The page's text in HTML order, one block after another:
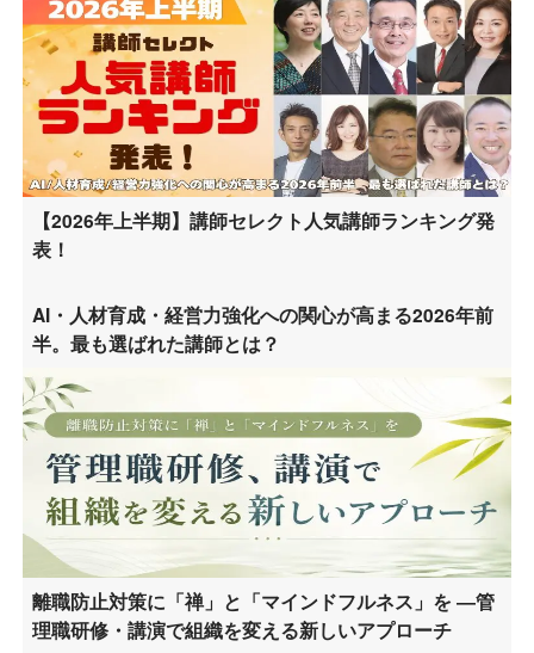
【2026年上半期】講師セレクト人気講師ランキング発
表！
AI・人材育成・経営力強化への関心が高まる2026年前
半。最も選ばれた講師とは？
離職防止対策に「禅」と「マインドフルネス」を ―管
理職研修・講演で組織を変える新しいアプローチ